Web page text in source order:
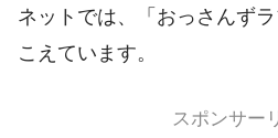
ネットでは、「おっさんず
こえています。
スポンサー